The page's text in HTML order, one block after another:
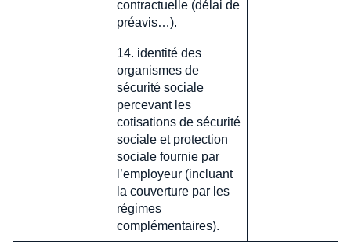
contractuelle (délai de
préavis…).
14. identité des
organismes de
sécurité sociale
percevant les
cotisations de sécurité
sociale et protection
sociale fournie par
l’employeur (incluant
la couverture par les
régimes
complémentaires).